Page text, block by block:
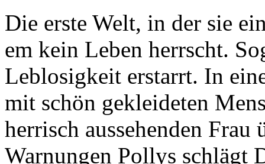
Die erste Welt, in der sie
em kein Leben herrscht.
Leblosigkeit erstarrt. In
mit schön gekleideten
herrisch aussehenden Frau
Warnungen Pollys schlägt